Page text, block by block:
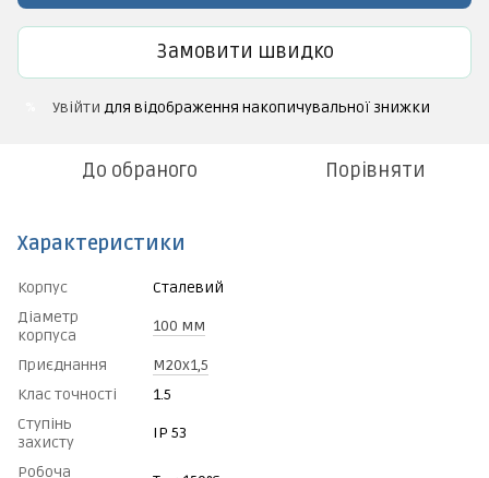
Замовити швидко
Увійти для відображення накопичувальної знижки
До обраного Порівняти
Характеристики
Корпус
Сталевий
Діаметр
корпуса
100 мм
Приєднання
М20х1,5
Клас точності
1.5
Ступінь
захисту
IP 53
Робоча